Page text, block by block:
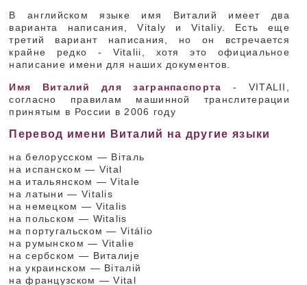
В английском языке имя Виталий имеет два
варианта написания, Vitaly и Vitaliy. Есть еще
третий вариант написания, но он встречается
крайне редко - Vitalii, хотя это официальное
написание имени для наших документов.
Имя Виталий для загранпаспорта - VITALII,
согласно правилам машинной транслитерации
принятым в России в 2006 году
Перевод имени Виталий на другие языки
на белорусском — Віталь
на испанском — Vital
на итальянском — Vitale
на латыни — Vitalis
на немецком — Vitalis
на польском — Witalis
на португальском — Vitálio
на румынском — Vitalie
на сербском — Виталије
на украинском — Віталій
на французском — Vital